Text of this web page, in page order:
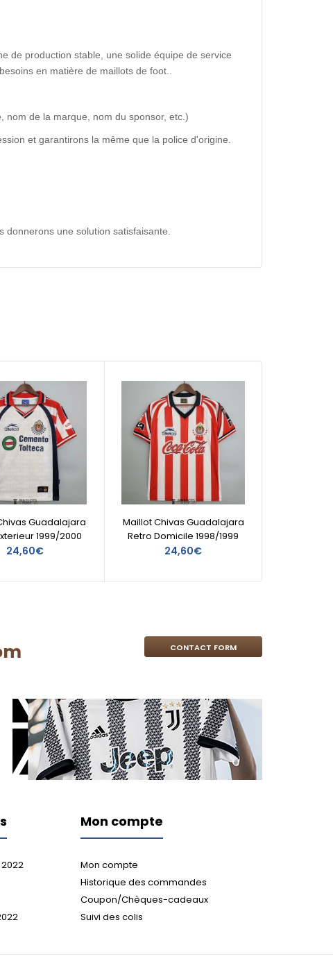
de production stable, une solide équipe de service
en matière de maillots de foot..
nom de la marque, nom du sponsor, etc.)
et garantirons la même que la police d'origine.
une solution satisfaisante.
Guadalajara
1999/2000
24,60€
Maillot Chivas Guadalajara
Retro Domicile 1998/1999
24,60€
CONTACT FORM
Mon compte
Mon compte
Historique des commandes
Coupon/Chèques-cadeaux
Suivi des colis